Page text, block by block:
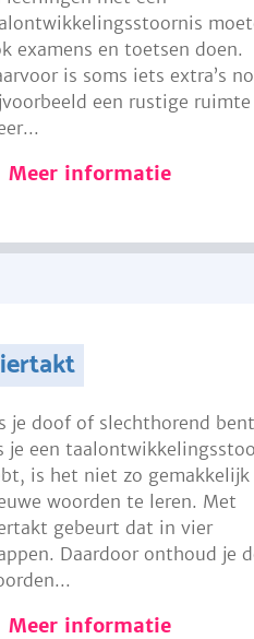
examens en toetsen doen.
is soms iets extra’s
een rustige
Meer informatie
je doof of slechthorend
je een
is het niet zo gemakkelijk
woorden te leren. Met
gebeurt dat in vier
Daardoor onthoud je
Meer informatie